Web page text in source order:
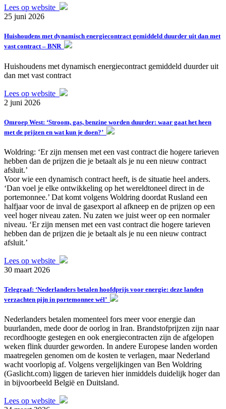
Lees op website
25 juni 2026
Huishoudens met dynamisch energiecontract gemiddeld duurder uit dan met
vast contract – BNR
Huishoudens met dynamisch energiecontract gemiddeld duurder uit
dan met vast contract
Lees op website
2 juni 2026
Omroep West: ‘Stroom, gas, benzine worden duurder: waar gaat het heen
met de prijzen en wat kun je doen?’
Woldring: ‘Er zijn mensen met een vast contract die hogere tarieven
hebben dan de prijzen die je betaalt als je nu een nieuw contract
afsluit.’
Voor wie een dynamisch contract heeft, is de situatie heel anders.
‘Dan voel je elke ontwikkeling op het wereldtoneel direct in de
portemonnee.’ Dat komt volgens Woldring doordat Rusland een
halfjaar voor de inval de gasexport al afkneep en de prijzen op een
veel hoger niveau zaten. Nu zaten we juist weer op een normaler
niveau. ‘Er zijn mensen met een vast contract die hogere tarieven
hebben dan de prijzen die je betaalt als je nu een nieuw contract
afsluit.’
Lees op website
30 maart 2026
Telegraaf: ‘Nederlanders betalen hoofdprijs voor energie: deze landen
verzachten pijn in portemonnee wél’
Nederlanders betalen momenteel fors meer voor energie dan
buurlanden, mede door de oorlog in Iran. Brandstofprijzen zijn naar
recordhoogte gestegen en ook energiecontracten zijn de afgelopen
weken flink duurder geworden. In andere Europese landen worden
maatregelen genomen om de kosten te verlagen, maar Nederland
wacht voorlopig af. Volgens vergelijkingen van Ben Woldring
(Gaslicht.com) liggen de tarieven hier inmiddels duidelijk hoger dan
in bijvoorbeeld België en Duitsland.
Lees op website